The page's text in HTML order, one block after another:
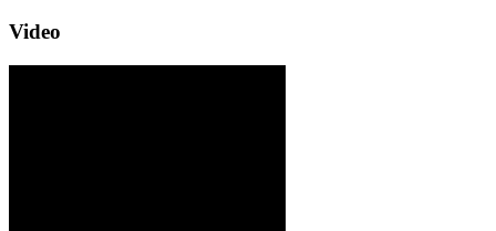
Video